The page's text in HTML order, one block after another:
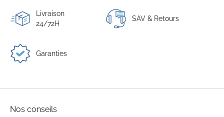
Livraison
24/72H
SAV & Retours
Garanties
Nos conseils